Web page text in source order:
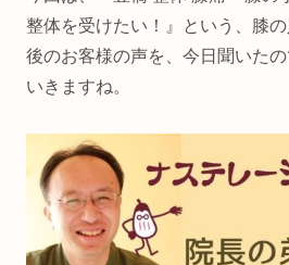
整体を受けたい！』という、膝
後のお客様の声を、今日聞いた
いきますね。